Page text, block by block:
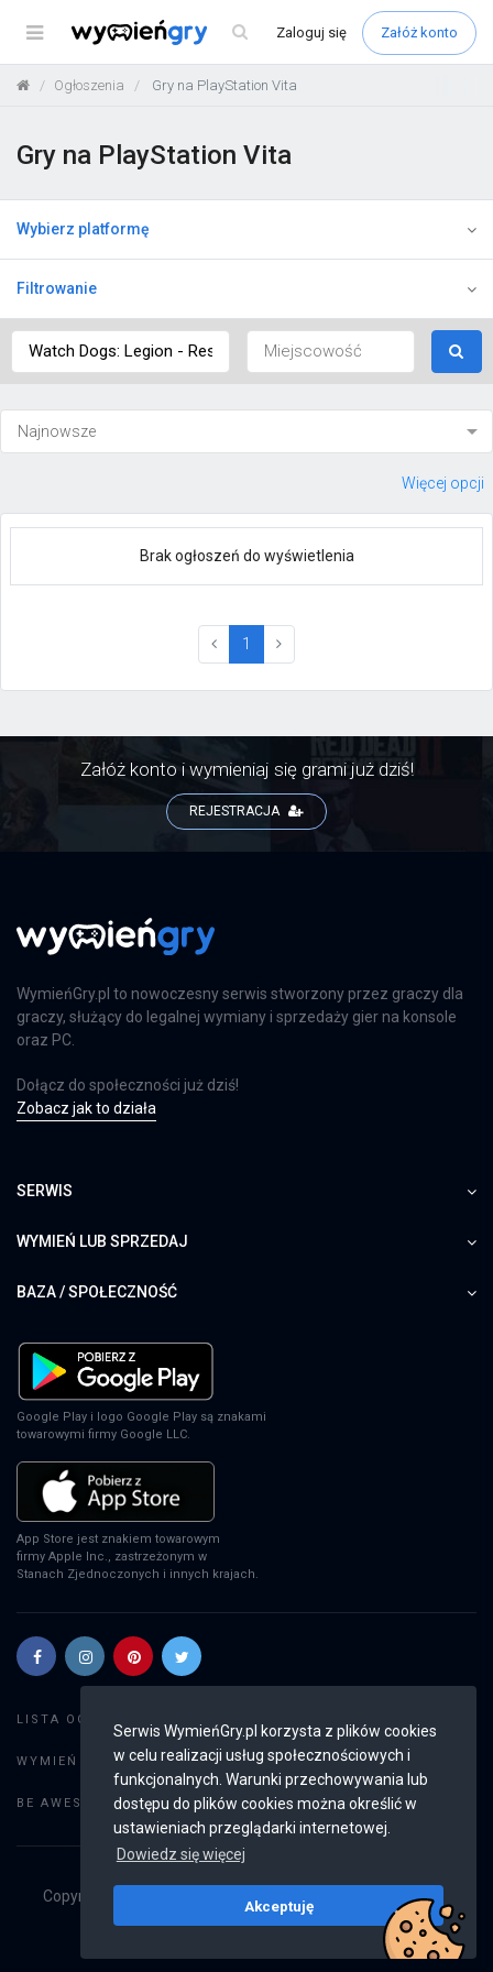
Serwis WymieńGry.pl korzysta z plików cookies
w celu realizacji usług społecznościowych i
funkcjonalnych. Warunki przechowywania lub
dostępu do plików cookies można określić w
ustawieniach przeglądarki internetowej.
Dowiedz się więcej
Akceptuję
Menu Zaloguj się Załóż konto
Ogłoszenia Gry na PlayStation Vita
Gry na PlayStation Vita
Wybierz platformę
Filtrowanie
Więcej opcji
Brak ogłoszeń do wyświetlenia
1 (current)
Załóż konto i wymieniaj się grami już dziś!
REJESTRACJA
WymieńGry.pl to nowoczesny serwis stworzony przez graczy dla
graczy, służący do legalnej wymiany i sprzedaży gier na konsole
oraz PC.
Dołącz do społeczności już dziś!
Zobacz jak to działa
SERWIS
WYMIEŃ LUB SPRZEDAJ
BAZA / SPOŁECZNOŚĆ
Google Play i logo Google Play są znakami
towarowymi firmy Google LLC.
App Store jest znakiem towarowym
firmy Apple Inc., zastrzeżonym w
Stanach Zjednoczonych i innych krajach.
LISTA OGŁOSZEŃ:
WYMIEŃ GRY: Dodaj ogłoszenie
BE AWESOME: Weryfikacja konta
Copyright © 2019 - 2026
Wszystkie prawa
v2.8.3